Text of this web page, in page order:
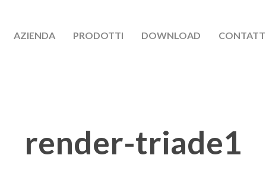
AZIENDA PRODOTTI DOWNLOAD
render-triade1